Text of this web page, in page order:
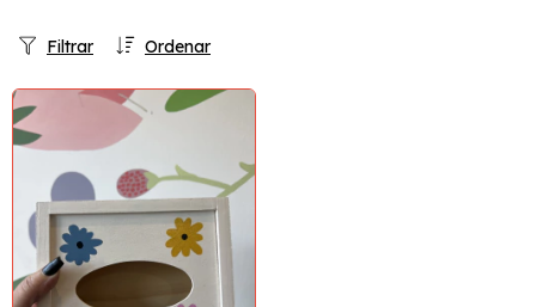
Ordenar
Filtrar